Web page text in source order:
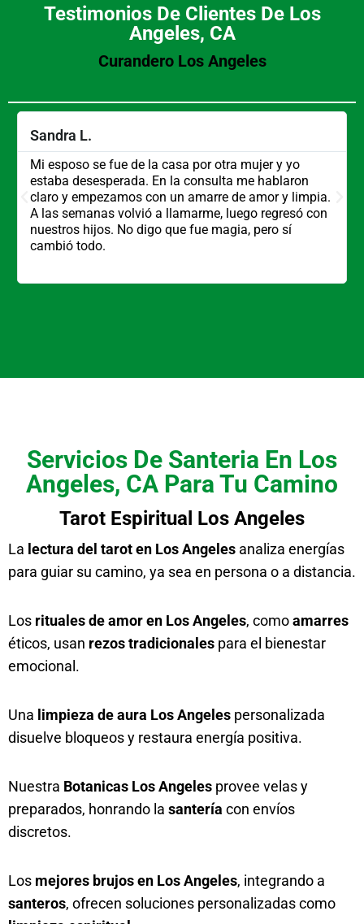
Testimonios De Clientes De Los
Angeles, CA
Curandero Los Angeles
Sandra L.
Mi esposo se fue de la casa por otra mujer y yo
estaba desesperada. En la consulta me hablaron
claro y empezamos con un amarre de amor y limpia.
A las semanas volvió a llamarme, luego regresó con
nuestros hijos. No digo que fue magia, pero sí
cambió todo.
Servicios De Santeria En Los
Angeles, CA Para Tu Camino
Tarot Espiritual Los Angeles
La lectura del tarot en Los Angeles analiza energías
para guiar su camino, ya sea en persona o a distancia.
Los rituales de amor en Los Angeles, comoamarres
éticos, usan rezos tradicionales para el bienestar
emocional.
Una limpieza de aura Los Angeles personalizada
disuelve bloqueos y restaura energía positiva.
Nuestra Botanicas Los Angeles provee velas y
preparados, honrando la santería con envíos
discretos.
Los mejores brujos en Los Angeles, integrando a
santeros, ofrecen soluciones personalizadas como